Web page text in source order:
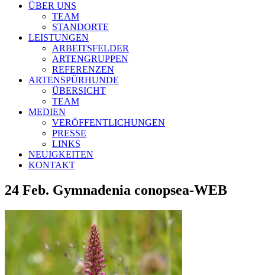
ÜBER UNS
TEAM
STANDORTE
LEISTUNGEN
ARBEITSFELDER
ARTENGRUPPEN
REFERENZEN
ARTENSPÜRHUNDE
ÜBERSICHT
TEAM
MEDIEN
VERÖFFENTLICHUNGEN
PRESSE
LINKS
NEUIGKEITEN
KONTAKT
24 Feb. Gymnadenia conopsea-WEB